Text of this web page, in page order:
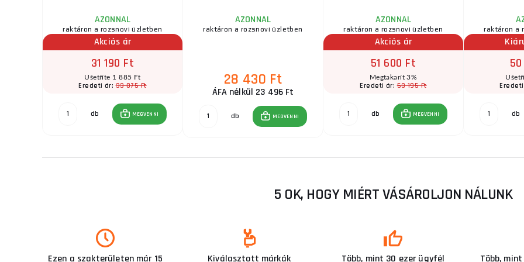
AZONNAL
raktáron a rozsnovi üzletben
Akciós ár
31 190 Ft
Ušetříte 1 885 Ft
Eredeti ár:33 075 Ft
db MEGVENNI
AZONNAL
raktáron a rozsnovi üzletben
28 430 Ft
ÁFA nélkül 23 496 Ft
db MEGVENNI
AZONNAL
raktáron a rozsnovi üzletben
Akciós ár
51 600 Ft
Megtakarít 3%
Eredeti ár:53 195 Ft
db MEGVENNI
raktáron a
db
5 OK, HOGY MIÉRT VÁSÁROLJON NÁLUNK
Ezen a szakterületen már 15 Kiválasztott márkák Több, mint 30 ezer ügyfél Több,